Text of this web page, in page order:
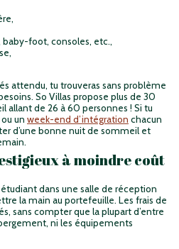
baby-foot, consoles, etc.,
attendu, tu trouveras sans problème
So Villas propose plus de 30
allant de 26 à 60 personnes ! Si tu
ou un week-end d’intégration chacun
d’une bonne nuit de sommeil et
à moindre coût
étudiant dans une salle de réception
la main au portefeuille. Les frais de
sans compter que la plupart d’entre
ni les équipements